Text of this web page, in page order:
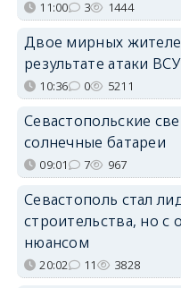
11:00 3 1444
Двое мирных
результате атаки
10:36 0 5211
Севастопольские
солнечные батареи
09:01 7 967
Севастополь стал
строительства, но
нюансом
20:02 11 3828